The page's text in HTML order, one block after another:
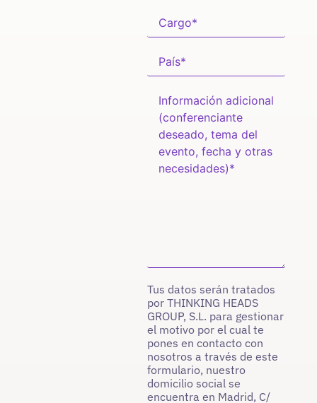
Tus datos serán tratados
por THINKING HEADS
GROUP, S.L. para gestionar
el motivo por el cual te
pones en contacto con
nosotros a través de este
formulario, nuestro
domicilio social se
encuentra en Madrid, C/